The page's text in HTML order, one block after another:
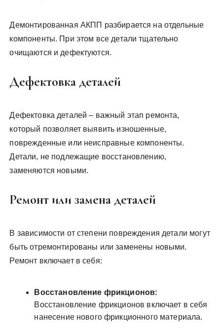
Демонтированная АКПП разбирается на отдельные
компоненты. При этом все детали тщательно
очищаются и дефектуются.
Дефектовка деталей
Дефектовка деталей – важный этап ремонта,
который позволяет выявить изношенные,
поврежденные или неисправные компоненты.
Детали, не подлежащие восстановлению,
заменяются новыми.
Ремонт или замена деталей
В зависимости от степени повреждения детали могут
быть отремонтированы или заменены новыми.
Ремонт включает в себя:
Восстановление фрикционов:
Восстановление фрикционов включает в себя
нанесение нового фрикционного материала.